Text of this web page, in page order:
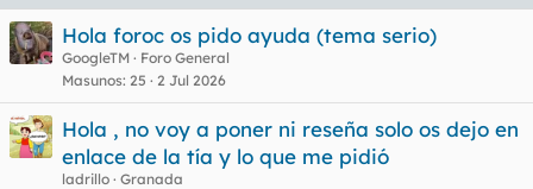
Hola foroc os pido ayuda (tema serio)
GoogleTM
Foro General
Masunos 25 2 Jul 2026
Hola , no voy a poner ni reseña solo os dejo en
enlace de la tía y lo que me pidió
ladrillo Granada